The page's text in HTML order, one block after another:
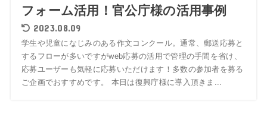
フォーム活用！官公庁様の活用事例
2023.08.09
学生や児童になじみのある作文コンクール。通常、郵送応募と
するフローが多いですがweb応募の活用で管理の手間を省け、
応募ユーザーも気軽に応募いただけます！多数の参加者を募る
ご企画でおすすめです。 本日は復興庁様に導入頂きま...